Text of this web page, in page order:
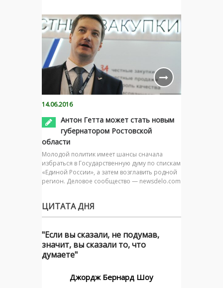
14.06.2016
Антон Гетта может стать новым
губернатором Ростовской
области
Молодой политик имеет шансы сначала
избраться в Государственную думу по спискам
«Единой России», а затем возглавить родной
регион. Деловое сообщество — newsdelo.com
ЦИТАТА ДНЯ
"Если вы сказали, не подумав,
значит, вы сказали то, что
думаете"
Джордж Бернард Шоу